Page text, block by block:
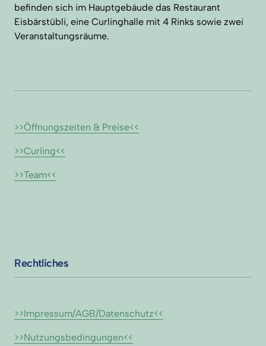
befinden sich im Hauptgebäude das Restaurant
Eisbärstübli, eine Curlinghalle mit 4 Rinks sowie zwei
Veranstaltungsräume.
>>Öffnungszeiten & Preise<<
>>Curling<<
>>Team<<
Rechtliches
>>Impressum/AGB/Datenschutz<<
>>Nutzungsbedingungen<<